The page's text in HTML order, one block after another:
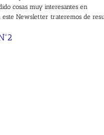
cosas muy interesantes en
Newsletter trateremos de